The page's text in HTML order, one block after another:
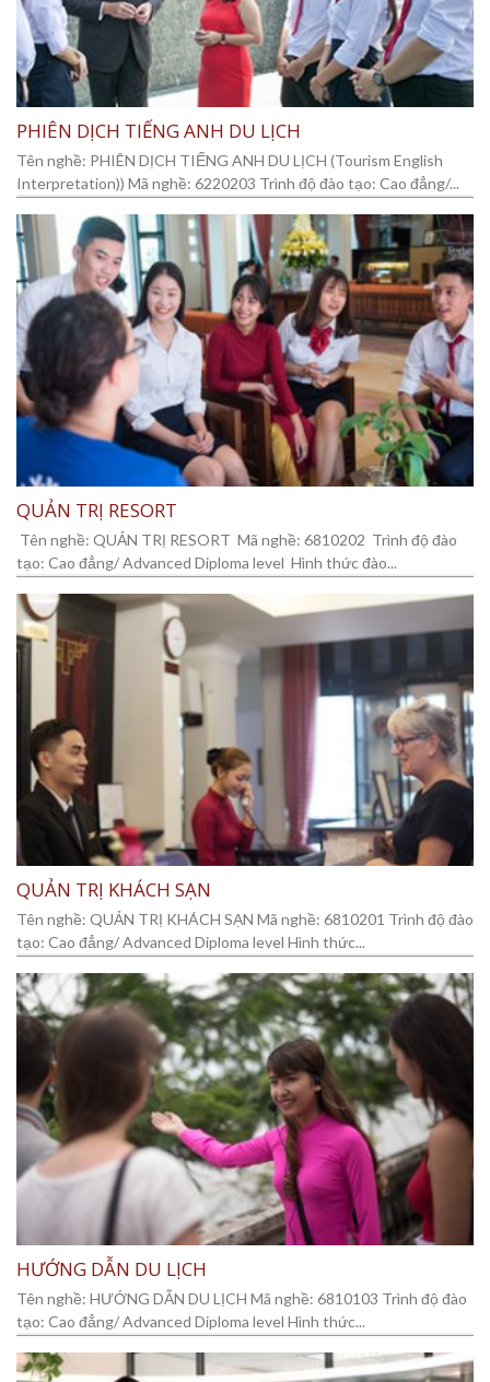
PHIÊN DỊCH TIẾNG ANH DU LỊCH
Tên nghề: PHIÊN DỊCH TIẾNG ANH DU LỊCH (Tourism English
Interpretation)) Mã nghề: 6220203 Trình độ đào tạo: Cao đẳng/...
QUẢN TRỊ RESORT
Tên nghề: QUẢN TRỊ RESORT Mã nghề: 6810202 Trình độ đào
tạo: Cao đẳng/ Advanced Diploma level Hình thức đào...
QUẢN TRỊ KHÁCH SẠN
Tên nghề: QUẢN TRỊ KHÁCH SẠN Mã nghề: 6810201 Trình độ đào
tạo: Cao đẳng/ Advanced Diploma level Hình thức...
HƯỚNG DẪN DU LỊCH
Tên nghề: HƯỚNG DẪN DU LỊCH Mã nghề: 6810103 Trình độ đào
tạo: Cao đẳng/ Advanced Diploma level Hình thức...